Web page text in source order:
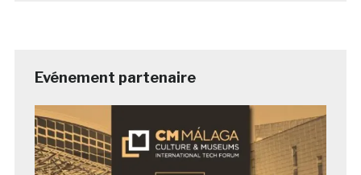
Evénement partenaire